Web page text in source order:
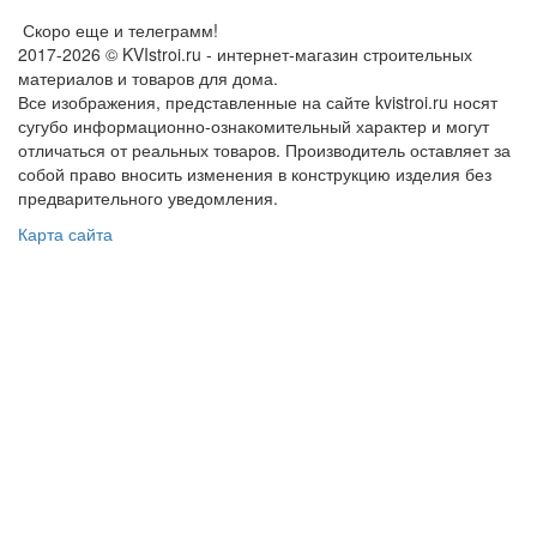
Скоро еще и телеграмм!
2017-2026 © KVIstroi.ru - интернет-магазин строительных
материалов и товаров для дома.
Все изображения, представленные на сайте kvistroi.ru носят
сугубо информационно-ознакомительный характер и могут
отличаться от реальных товаров. Производитель оставляет за
собой право вносить изменения в конструкцию изделия без
предварительного уведомления.
Карта сайта